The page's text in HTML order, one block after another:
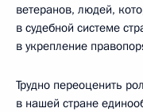
ветеранов, людей,
в судебной системе
в укрепление
Трудно переоценить
в нашей стране